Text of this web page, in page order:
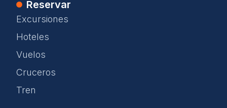
Reservar
Excursiones
Hoteles
Vuelos
Cruceros
Tren